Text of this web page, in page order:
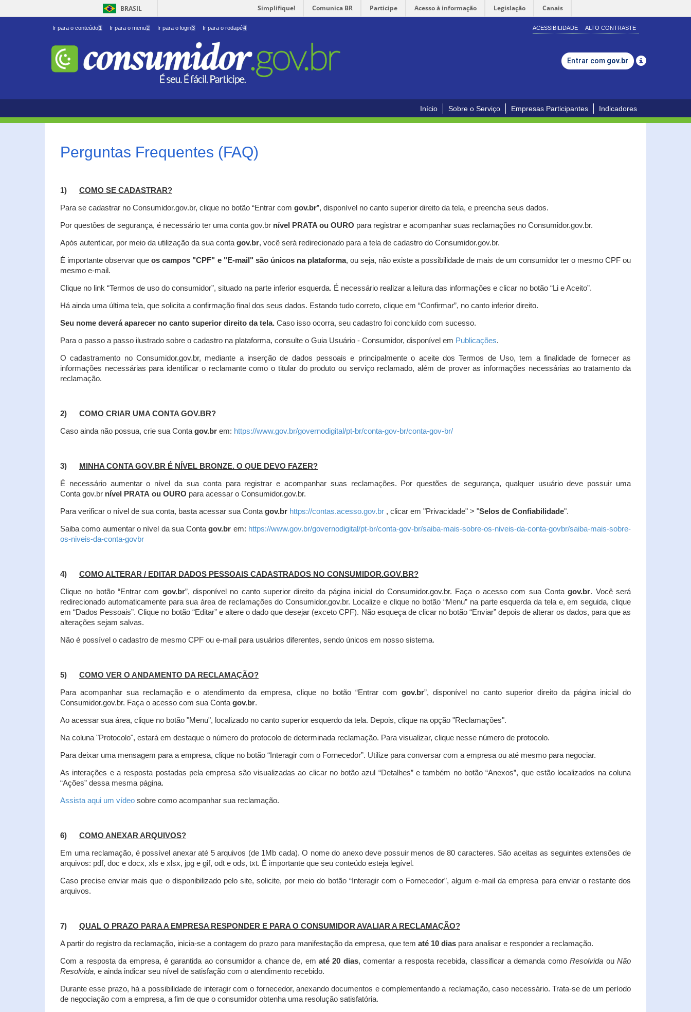
BRASIL Simplifique! Comunica BR Participe Acesso à informação Legislação Canais
Ir para o conteúdo1 Ir para o menu2 Ir para o login3 Ir para o rodapé4 ACESSIBILIDADE ALTO CONTRASTE
Entrar com gov.br
Início Sobre o Serviço Empresas Participantes Indicadores
Perguntas Frequentes (FAQ)
1) COMO SE CADASTRAR?
Para se cadastrar no Consumidor.gov.br, clique no botão “Entrar com gov.br”, disponível no canto superior direito da tela, e preencha seus dados.
Por questões de segurança, é necessário ter uma conta gov.br nível PRATA ou OURO para registrar e acompanhar suas reclamações no Consumidor.gov.br.
Após autenticar, por meio da utilização da sua conta gov.br, você será redirecionado para a tela de cadastro do Consumidor.gov.br.
É importante observar queos campos "CPF" e "E-mail" são únicos na plataforma, ou seja, não existe a possibilidade de mais de um consumidor ter o mesmo CPF ou
mesmo e-mail.
Clique no link “Termos de uso do consumidor”, situado na parte inferior esquerda. É necessário realizar a leitura das informações e clicar no botão “Li e Aceito”.
Há ainda uma última tela, que solicita a confirmação final dos seus dados. Estando tudo correto, clique em “Confirmar”, no canto inferior direito.
Seu nome deverá aparecer no canto superior direito da tela. Caso isso ocorra, seu cadastro foi concluído com sucesso.
Para o passo a passo ilustrado sobre o cadastro na plataforma, consulte o Guia Usuário - Consumidor, disponível em Publicações.
O cadastramento no Consumidor.gov.br, mediante a inserção de dados pessoais e principalmente o aceite dos Termos de Uso, tem a finalidade de fornecer as
informações necessárias para identificar o reclamante como o titular do produto ou serviço reclamado, além de prover as informações necessárias ao tratamento da
reclamação.
2) COMO CRIAR UMA CONTA GOV.BR?
Caso ainda não possua, crie sua Conta gov.br em: https://www.gov.br/governodigital/pt-br/conta-gov-br/conta-gov-br/
3) MINHA CONTA GOV.BR É NÍVEL BRONZE. O QUE DEVO FAZER?
É necessário aumentar o nível da sua conta para registrar e acompanhar suas reclamações. Por questões de segurança, qualquer usuário deve possuir uma
Conta gov.br nível PRATA ou OURO para acessar o Consumidor.gov.br.
Para verificar o nível de sua conta, basta acessar sua Conta gov.br https://contas.acesso.gov.br , clicar em "Privacidade" > "Selos de Confiabilidade".
Saiba como aumentar o nível da sua Contagov.br em: https://www.gov.br/governodigital/pt-br/conta-gov-br/saiba-mais-sobre-os-niveis-da-conta-govbr/saiba-mais-sobre-
os-niveis-da-conta-govbr
4) COMO ALTERAR / EDITAR DADOS PESSOAIS CADASTRADOS NO CONSUMIDOR.GOV.BR?
Clique no botão “Entrar com gov.br”, disponível no canto superior direito da página inicial do Consumidor.gov.br. Faça o acesso com sua Contagov.br. Você será
redirecionado automaticamente para sua área de reclamações do Consumidor.gov.br. Localize e clique no botão “Menu” na parte esquerda da tela e, em seguida, clique
em “Dados Pessoais”.Clique no botão “Editar” e altere o dado que desejar (exceto CPF). Não esqueça de clicar no botão “Enviar” depois de alterar os dados, para que as
alterações sejam salvas.
Não é possível o cadastro de mesmo CPF ou e-mail para usuários diferentes, sendo únicos em nosso sistema.
5) COMO VER O ANDAMENTO DA RECLAMAÇÃO?
Para acompanhar sua reclamação e o atendimento da empresa, clique no botão “Entrar com gov.br”, disponível no canto superior direito da página inicial do
Consumidor.gov.br. Faça o acesso com sua Conta gov.br.
Ao acessar sua área, clique no botão "Menu", localizado no canto superior esquerdo da tela. Depois, clique na opção "Reclamações".
Na coluna "Protocolo", estará em destaque o número do protocolo de determinada reclamação. Para visualizar, clique nesse número de protocolo.
Para deixar uma mensagem para a empresa, clique no botão “Interagir com o Fornecedor”. Utilize para conversar com a empresa ou até mesmo para negociar.
As interações e a resposta postadas pela empresa são visualizadas ao clicar no botão azul “Detalhes” e também no botão “Anexos”, que estão localizados na coluna
“Ações” dessa mesma página.
Assista aqui um vídeo sobre como acompanhar sua reclamação.
6) COMO ANEXAR ARQUIVOS?
Em uma reclamação, é possível anexar até 5 arquivos (de 1Mb cada). O nome do anexo deve possuir menos de 80 caracteres. São aceitas as seguintes extensões de
arquivos: pdf, doc e docx, xls e xlsx, jpg e gif, odt e ods, txt. É importante que seu conteúdo esteja legível.
Caso precise enviar mais que o disponibilizado pelo site, solicite, por meio do botão “Interagir com o Fornecedor”, algum e-mail da empresa para enviar o restante dos
arquivos.
7) QUAL O PRAZO PARA A EMPRESA RESPONDER E PARA O CONSUMIDOR AVALIAR A RECLAMAÇÃO?
A partir do registro da reclamação, inicia-se a contagem do prazo para manifestação da empresa, que tem até 10 dias para analisar e responder a reclamação.
Com a resposta da empresa, é garantida ao consumidor a chance de, em até 20 dias, comentar a resposta recebida, classificar a demanda comoResolvida ouNão
Resolvida, e ainda indicar seu nível de satisfação com o atendimento recebido.
Durante esse prazo, há a possibilidade de interagir com o fornecedor, anexando documentos e complementando a reclamação, caso necessário. Trata-se de um período
de negociação com a empresa, a fim de que o consumidor obtenha uma resolução satisfatória.